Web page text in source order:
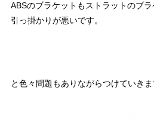
ABSのブラケットもストラットのブ
引っ掛かりが悪いです。
と色々問題もありながらつけていきま